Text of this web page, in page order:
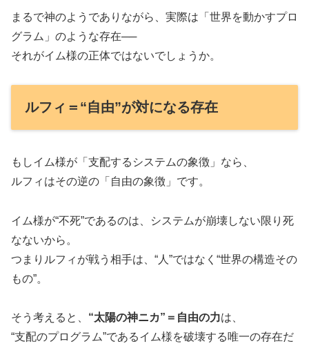
まるで神のようでありながら、実際は「世界を動かすプロ
グラム」のような存在──
それがイム様の正体ではないでしょうか。
ルフィ＝“自由”が対になる存在
もしイム様が「支配するシステムの象徴」なら、
ルフィはその逆の「自由の象徴」です。
イム様が“不死”であるのは、システムが崩壊しない限り死
なないから。
つまりルフィが戦う相手は、“人”ではなく“世界の構造その
もの”。
そう考えると、 “太陽の神ニカ”＝自由の力は、
“支配のプログラム”であるイム様を破壊する唯一の存在だ